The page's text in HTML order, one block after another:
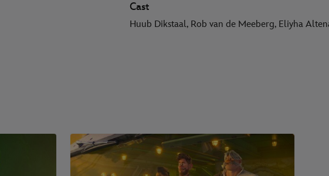
Cast
Huub Dikstaal, Rob van de Meeberg, Eliyha